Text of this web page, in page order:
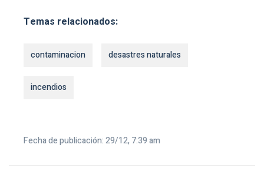
Temas relacionados:
contaminacion desastres naturales
incendios
Fecha de publicación: 29/12, 7:39 am